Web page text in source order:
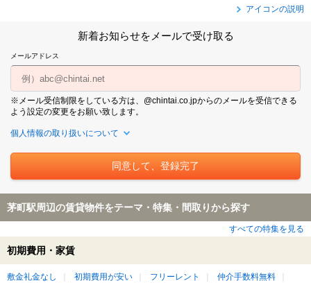
アイコンの説明
新着お知らせをメールで受け取る
メールアドレス
※メール受信制限をしている方は、@chintai.co.jpからのメールを受信できる
よう設定の変更をお願い致します。
個人情報の取り扱いについて
茅町駅周辺の賃貸物件をテーマ・特集・間取りから探す
すべての特集を見る
初期費用・家賃
敷金礼金なし 初期費用が安い フリーレント
仲介手数料無料